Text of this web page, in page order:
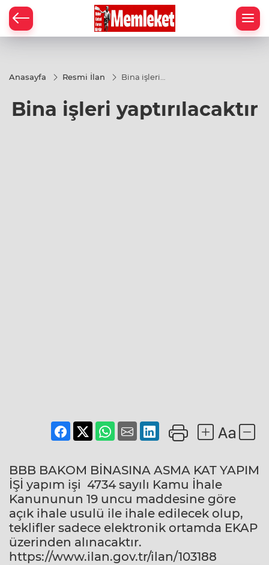
Anasayfa Resmi İlan
Bina işleri
Bina işleri yaptırılacaktır
BBB BAKOM BİNASINA ASMA KAT YAPIM
İŞİ yapım işi 4734 sayılı Kamu İhale
Kanununun 19 uncu maddesine göre
açık ihale usulü ile ihale edilecek olup,
teklifler sadece elektronik ortamda EKAP
üzerinden alınacaktır.
https://www.ilan.gov.tr/ilan/103188